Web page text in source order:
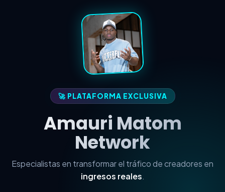
🚀 PLATAFORMA EXCLUSIVA
Amauri Matom
Network
Especialistas en transformar el tráfico de creadores en
ingresos reales.